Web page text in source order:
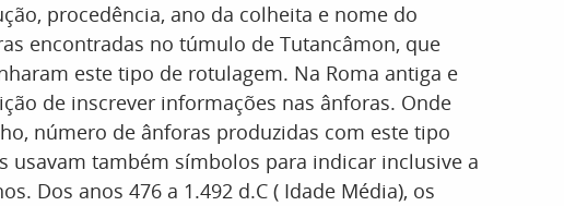
procedência, ano da colheita e nome do
encontradas no túmulo de Tutancâmon, que
este tipo de rotulagem. Na Roma antiga e
de inscrever informações nas ânforas. Onde
número de ânforas produzidas com este tipo
usavam também símbolos para indicar inclusive a
Dos anos 476 a 1.492 d.C ( Idade Média), os